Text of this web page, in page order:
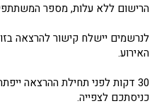
הרישום ללא עלות, מספר
האירוע.
30 דקות לפני תחילת ההרצאה
כניסתכם לצפייה.